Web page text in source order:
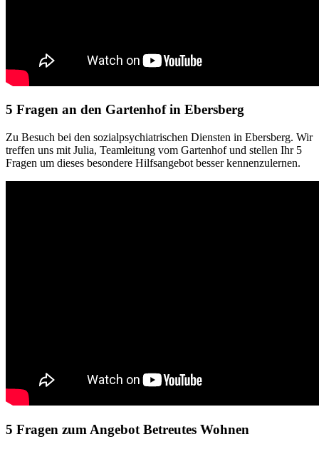
5 Fragen an den Gartenhof in Ebersberg
Zu Besuch bei den sozialpsychiatrischen Diensten in Ebersberg. Wir
treffen uns mit Julia, Teamleitung vom Gartenhof und stellen Ihr 5
Fragen um dieses besondere Hilfsangebot besser kennenzulernen.
5 Fragen zum Angebot Betreutes Wohnen